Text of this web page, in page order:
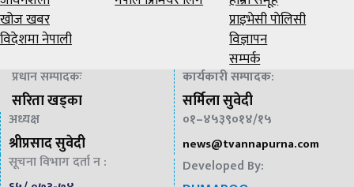
खोज खबर
विदेशमा नेपाली
प्राइभेसी पाेलिसी
विज्ञापन
सम्पर्क
प्रधान सम्पादकः
सरिता खड्का
कार्यकारी सम्पादक:
सर्मिला सुवेदी
अध्यक्ष
श्रीप्रसाद सुवेदी
०१–४५३९०१४/१५
news@tvannapurna.com
सूचना विभाग दर्ता न :
Developed By: